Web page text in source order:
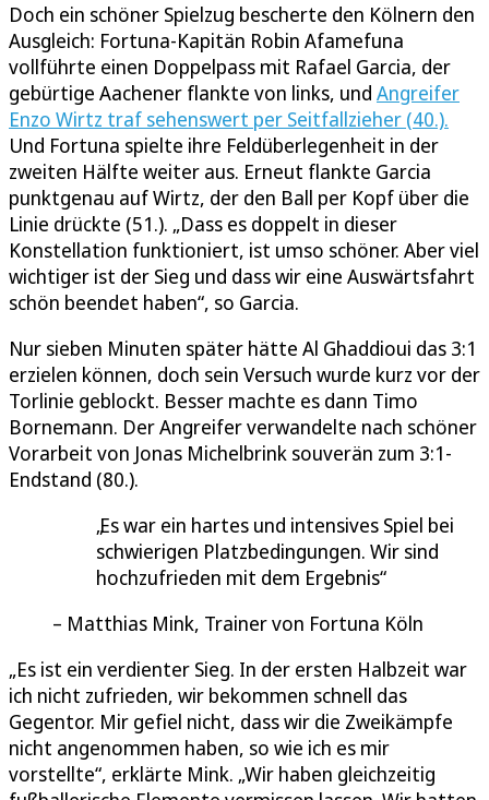
Doch ein schöner Spielzug bescherte den Kölnern den
Ausgleich: Fortuna-Kapitän Robin Afamefuna
vollführte einen Doppelpass mit Rafael Garcia, der
gebürtige Aachener flankte von links, und Angreifer
Enzo Wirtz traf sehenswert per Seitfallzieher (40.).
Und Fortuna spielte ihre Feldüberlegenheit in der
zweiten Hälfte weiter aus. Erneut flankte Garcia
punktgenau auf Wirtz, der den Ball per Kopf über die
Linie drückte (51.). „Dass es doppelt in dieser
Konstellation funktioniert, ist umso schöner. Aber viel
wichtiger ist der Sieg und dass wir eine Auswärtsfahrt
schön beendet haben“, so Garcia.
Nur sieben Minuten später hätte Al Ghaddioui das 3:1
erzielen können, doch sein Versuch wurde kurz vor der
Torlinie geblockt. Besser machte es dann Timo
Bornemann. Der Angreifer verwandelte nach schöner
Vorarbeit von Jonas Michelbrink souverän zum 3:1-
Endstand (80.).
Es war ein hartes und intensives Spiel bei
schwierigen Platzbedingungen. Wir sind
hochzufrieden mit dem Ergebnis
Matthias Mink, Trainer von Fortuna Köln
„Es ist ein verdienter Sieg. In der ersten Halbzeit war
ich nicht zufrieden, wir bekommen schnell das
Gegentor. Mir gefiel nicht, dass wir die Zweikämpfe
nicht angenommen haben, so wie ich es mir
vorstellte“, erklärte Mink. „Wir haben gleichzeitig